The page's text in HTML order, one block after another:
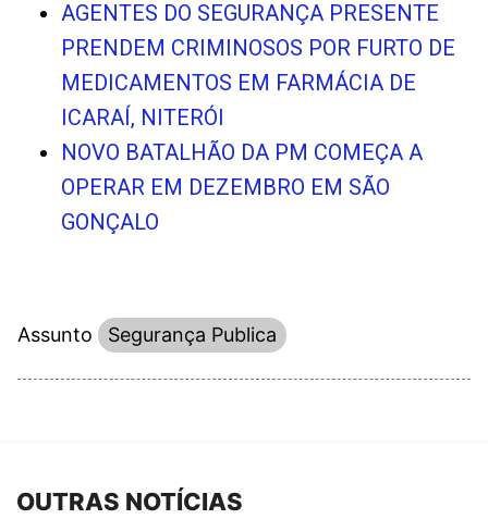
AGENTES DO SEGURANÇA PRESENTE
PRENDEM CRIMINOSOS POR FURTO DE
MEDICAMENTOS EM FARMÁCIA DE
ICARAÍ, NITERÓI
NOVO BATALHÃO DA PM COMEÇA A
OPERAR EM DEZEMBRO EM SÃO
GONÇALO
Assunto Segurança Publica
OUTRAS NOTÍCIAS